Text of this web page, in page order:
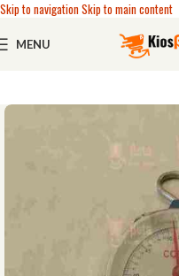
Skip to navigationSkip to main content
MENU